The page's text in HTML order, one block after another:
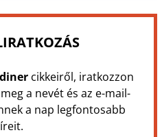
cikkeiről, iratkozzon
a nevét és az e-mail-
a nap legfontosabb